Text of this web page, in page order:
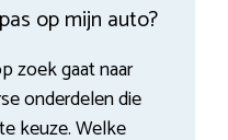
op mijn auto?
zoek gaat naar
onderdelen die
keuze. Welke